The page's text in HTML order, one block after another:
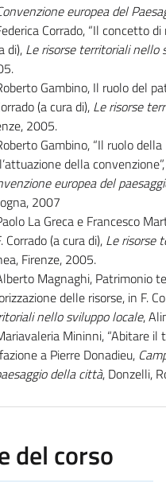
europea del
Corrado, “Il concetto di
di), Le risorse territoriali nello
Gambino, Il ruolo del
(a cura di), Le risorse
2005.
Gambino, “Il ruolo
della
europea del
2007
La Greca e Francesco
Corrado (a cura di), Le risorse
Firenze, 2005.
Magnaghi, Patrimonio
delle risorse, in F.
nello sviluppo locale,
Mininni, “Abitare il
a Pierre Donadieu,
della città, Donzelli,
del corso